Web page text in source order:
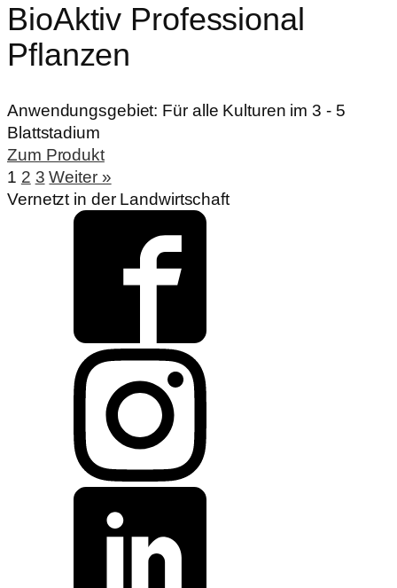
BioAktiv Professional
Pflanzen
Anwendungsgebiet: Für alle Kulturen im 3 - 5
Blattstadium
Zum Produkt
1 2 3 Weiter »
Vernetzt in der Landwirtschaft